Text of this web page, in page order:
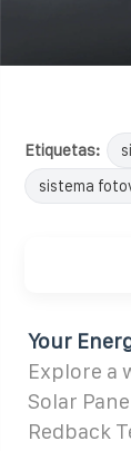
Etiquetas:
sistema
Your
Explore a
Solar
Redback